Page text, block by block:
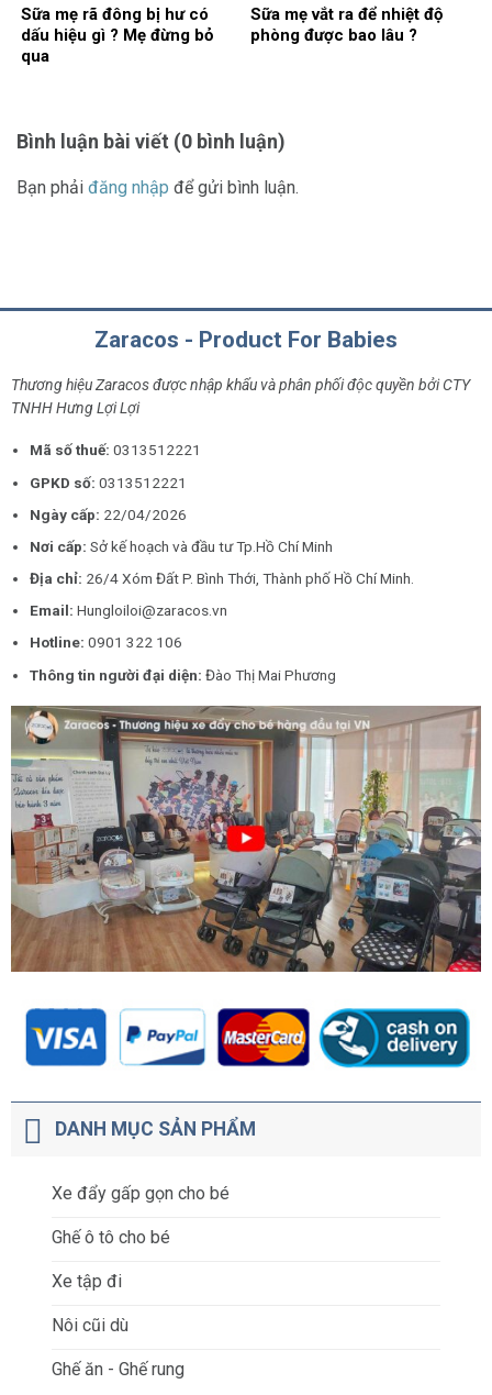
Sữa mẹ rã đông bị hư có
dấu hiệu gì ? Mẹ đừng bỏ
qua
Sữa mẹ vắt ra để nhiệt độ
phòng được bao lâu ?
Bình luận bài viết (0 bình luận)
Bạn phải đăng nhập để gửi bình luận.
Zaracos - Product For Babies
Thương hiệu Zaracos được nhập khẩu và phân phối độc quyền bởi CTY
TNHH Hưng Lợi Lợi
Mã số thuế: 0313512221
GPKD số:0313512221
Ngày cấp: 22/04/2026
Nơi cấp:Sở kế hoạch và đầu tư Tp.Hồ Chí Minh
Địa chỉ: 26/4 Xóm Đất P. Bình Thới, Thành phố Hồ Chí Minh.
Email:Hungloiloi@zaracos.vn
Hotline:0901 322 106
Thông tin người đại diện:Đào Thị Mai Phương
DANH MỤC SẢN PHẨM
Xe đẩy gấp gọn cho bé
Ghế ô tô cho bé
Xe tập đi
Nôi cũi dù
Ghế ăn - Ghế rung